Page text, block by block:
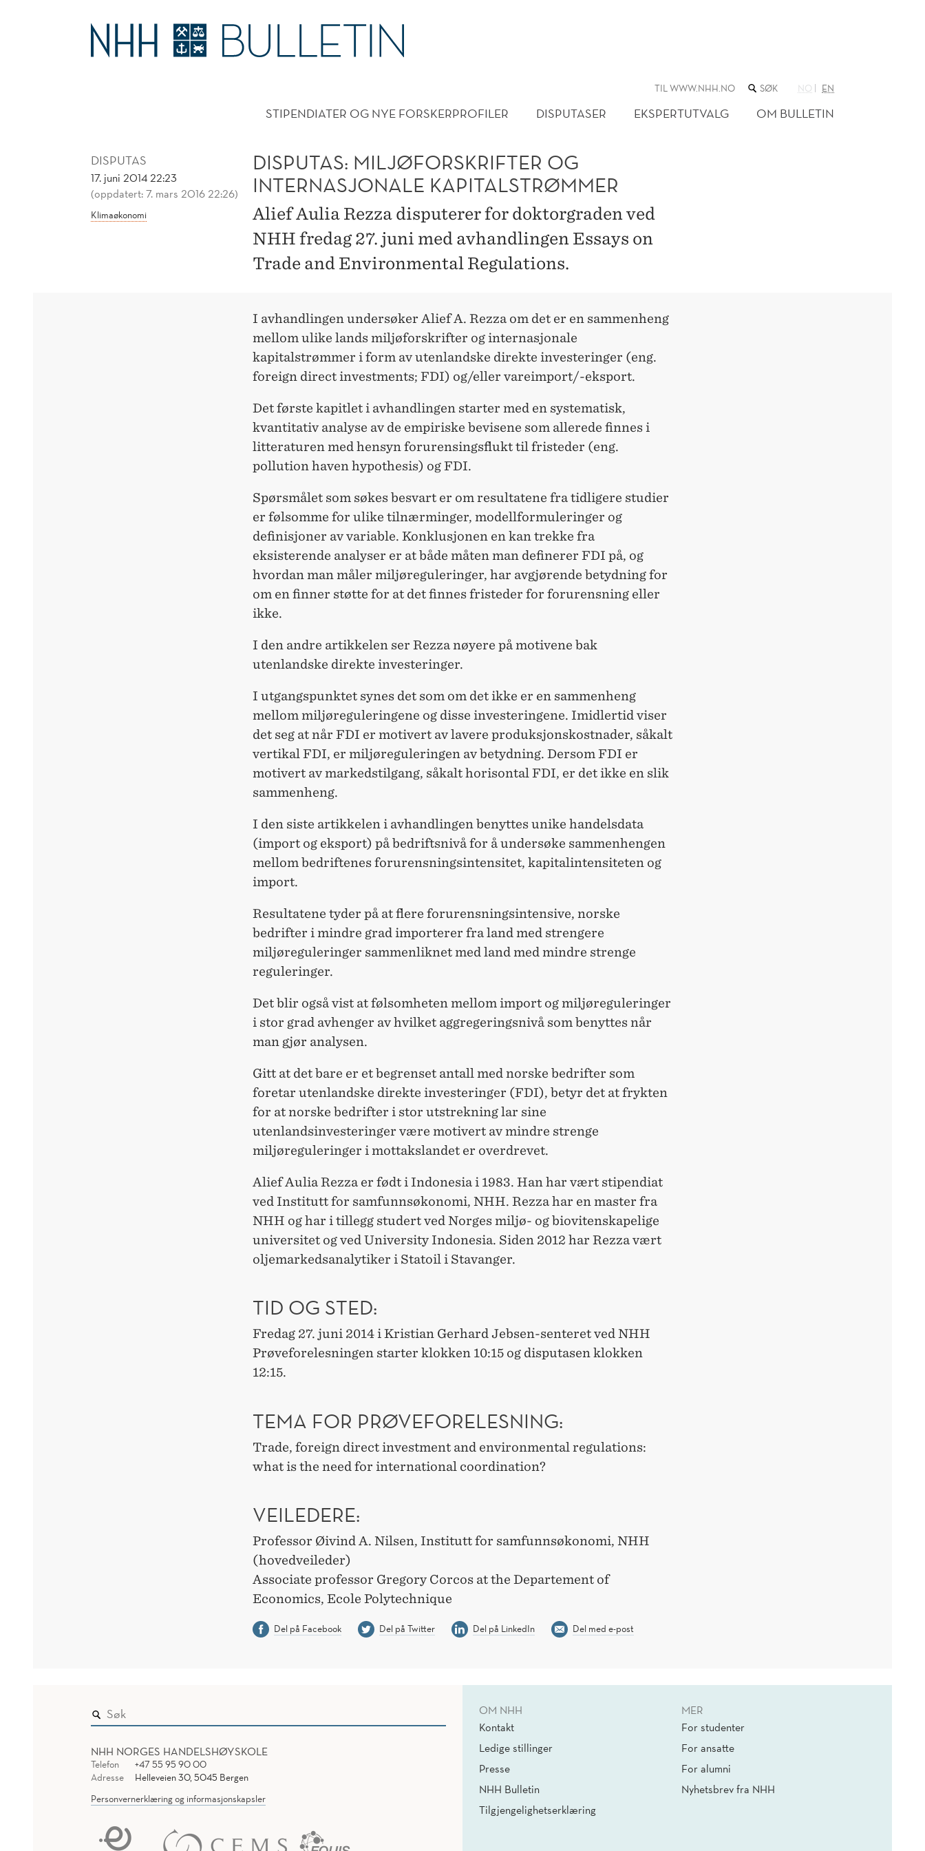
DISPUTAS:
MILJØFORSKRIFTER
KAPITALSTRØMMER
TIL WWW.NHH.NO SØK
NETTSTEDET
NO EN
STIPENDIATER OG NYE FORSKERPROFILER DISPUTASER EKSPERTUTVALG OM BULLETIN
DISPUTAS
17. juni 2014 22:23
(oppdatert: 7. mars 2016 22:26)
Klimaøkonomi
DISPUTAS: MILJØFORSKRIFTER OG
INTERNASJONALE KAPITALSTRØMMER
Alief Aulia Rezza disputerer for doktorgraden ved
NHH fredag 27. juni med avhandlingen Essays on
Trade and Environmental Regulations.
I avhandlingen undersøker Alief A. Rezza om det er en sammenheng
mellom ulike lands miljøforskrifter og internasjonale
kapitalstrømmer i form av utenlandske direkte investeringer (eng.
foreign direct investments; FDI) og/eller vareimport/-eksport.
Det første kapitlet i avhandlingen starter med en systematisk,
kvantitativ analyse av de empiriske bevisene som allerede finnes i
litteraturen med hensyn forurensingsflukt til fristeder (eng.
pollution haven hypothesis) og FDI.
Spørsmålet som søkes besvart er om resultatene fra tidligere studier
er følsomme for ulike tilnærminger, modellformuleringer og
definisjoner av variable. Konklusjonen en kan trekke fra
eksisterende analyser er at både måten man definerer FDI på, og
hvordan man måler miljøreguleringer, har avgjørende betydning for
om en finner støtte for at det finnes fristeder for forurensning eller
ikke.
I den andre artikkelen ser Rezza nøyere på motivene bak
utenlandske direkte investeringer.
I utgangspunktet synes det som om det ikke er en sammenheng
mellom miljøreguleringene og disse investeringene. Imidlertid viser
det seg at når FDI er motivert av lavere produksjonskostnader, såkalt
vertikal FDI, er miljøreguleringen av betydning. Dersom FDI er
motivert av markedstilgang, såkalt horisontal FDI, er det ikke en slik
sammenheng.
I den siste artikkelen i avhandlingen benyttes unike handelsdata
(import og eksport) på bedriftsnivå for å undersøke sammenhengen
mellom bedriftenes forurensningsintensitet, kapitalintensiteten og
import.
Resultatene tyder på at flere forurensningsintensive, norske
bedrifter i mindre grad importerer fra land med strengere
miljøreguleringer sammenliknet med land med mindre strenge
reguleringer.
Det blir også vist at følsomheten mellom import og miljøreguleringer
i stor grad avhenger av hvilket aggregeringsnivå som benyttes når
man gjør analysen.
Gitt at det bare er et begrenset antall med norske bedrifter som
foretar utenlandske direkte investeringer (FDI), betyr det at frykten
for at norske bedrifter i stor utstrekning lar sine
utenlandsinvesteringer være motivert av mindre strenge
miljøreguleringer i mottakslandet er overdrevet.
Alief Aulia Rezza er født i Indonesia i 1983. Han har vært stipendiat
ved Institutt for samfunnsøkonomi, NHH. Rezza har en master fra
NHH og har i tillegg studert ved Norges miljø- og biovitenskapelige
universitet og ved University Indonesia. Siden 2012 har Rezza vært
oljemarkedsanalytiker i Statoil i Stavanger.
TID OG STED:
Fredag 27. juni 2014 i Kristian Gerhard Jebsen-senteret ved NHH
Prøveforelesningen starter klokken 10:15 og disputasen klokken
12:15.
TEMA FOR PRØVEFORELESNING:
Trade, foreign direct investment and environmental regulations:
what is the need for international coordination?
VEILEDERE:
Professor Øivind A. Nilsen, Institutt for samfunnsøkonomi, NHH
(hovedveileder)
Associate professor Gregory Corcos at the Departement of
Economics, Ecole Polytechnique
Del på Facebook Del på Twitter Del på LinkedIn Del med e-post
NHH NORGES HANDELSHØYSKOLE
Telefon
+47 55 95 90 00
Adresse
Helleveien 30, 5045 Bergen
Personvernerklæring og informasjonskapsler
OM NHH
Kontakt
Ledige stillinger
Presse
NHH Bulletin
Tilgjengelighetserklæring
MER
For studenter
For ansatte
For alumni
Nyhetsbrev fra NHH